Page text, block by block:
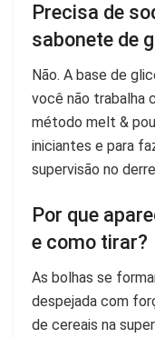
Precisa de
sabonete de
Não. A base de
você não trabalha
método melt &
iniciantes e para
supervisão no
Por que
e como tirar?
As bolhas se
despejada com
de cereais na